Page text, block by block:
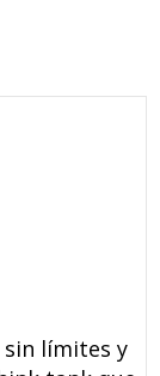
límites y